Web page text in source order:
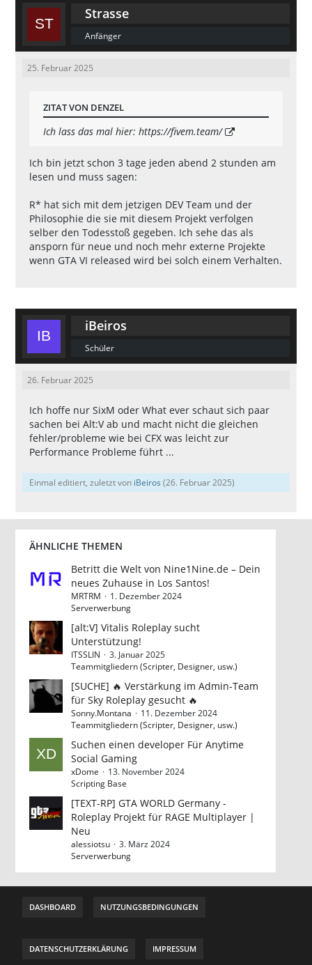
Strasse
Anfänger
25. Februar 2025
ZITAT VON DENZEL
Ich lass das mal hier:https://fivem.team/
Ich bin jetzt schon 3 tage jeden abend 2 stunden am
lesen und muss sagen:
R* hat sich mit dem jetzigen DEV Team und der
Philosophie die sie mit diesem Projekt verfolgen
selber den Todesstoß gegeben. Ich sehe das als
ansporn für neue und noch mehr externe Projekte
wenn GTA VI released wird bei solch einem Verhalten.
iBeiros
Schüler
26. Februar 2025
Ich hoffe nur SixM oder What ever schaut sich paar
sachen bei Alt:V ab und macht nicht die gleichen
fehler/probleme wie bei CFX was leicht zur
Performance Probleme führt ...
Einmal editiert, zuletzt von iBeiros (26. Februar 2025)
ÄHNLICHE THEMEN
Betritt die Welt von Nine1Nine.de – Dein
neues Zuhause in Los Santos!
MRTRM
1. Dezember 2024
Serverwerbung
[alt:V] Vitalis Roleplay sucht
Unterstützung!
ITSSLIN
3. Januar 2025
Teammitgliedern (Scripter, Designer, usw.)
[SUCHE] 🔥 Verstärkung im Admin-Team
für Sky Roleplay gesucht 🔥
Sonny.Montana
11. Dezember 2024
Teammitgliedern (Scripter, Designer, usw.)
Suchen einen developer Für Anytime
Social Gaming
xDome
13. November 2024
Scripting Base
[TEXT-RP] GTA WORLD Germany -
Roleplay Projekt für RAGE Multiplayer |
Neu
alessiotsu
3. März 2024
Serverwerbung
DASHBOARD NUTZUNGSBEDINGUNGEN
DATENSCHUTZERKLÄRUNG IMPRESSUM